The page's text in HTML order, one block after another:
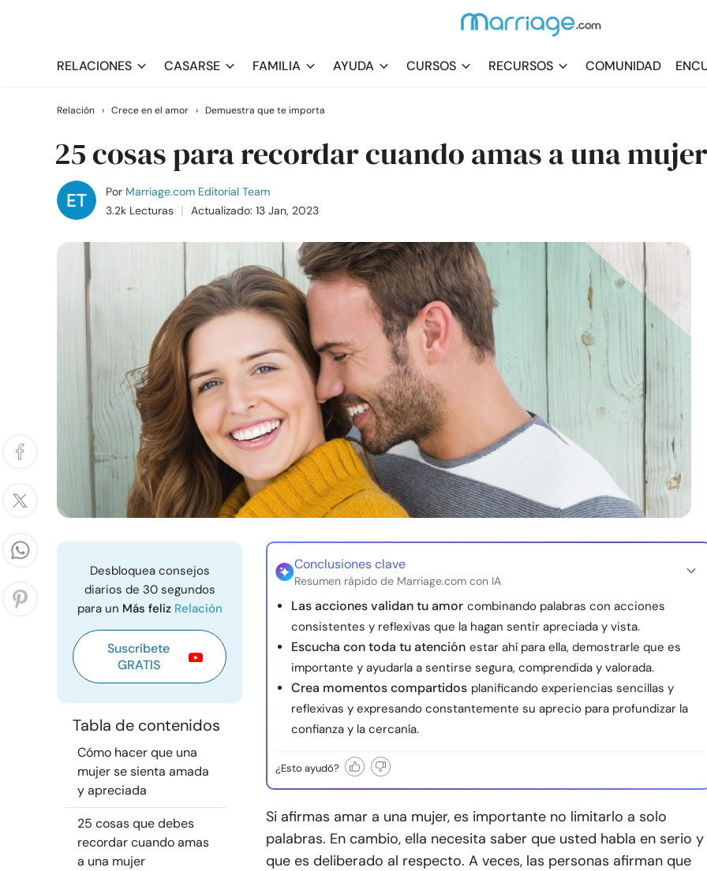
RELACIONES CASARSE FAMILIA AYUDA CURSOS RECURSOS COMUNIDAD
Relación › Crece en el amor › Demuestra que te importa
25 cosas para recordar cuando amas a una mujer
Por Marriage.com Editorial Team
3.2k Lecturas
Actualizado: 13 Jan, 2023
Desbloquea consejos
diarios de 30 segundos
para un Más feliz Relación
Suscríbete
GRATIS
Tabla de contenidos
Cómo hacer que una
mujer se sienta amada
y apreciada
25 cosas que debes
recordar cuando amas
a una mujer
Conclusiones clave
Resumen rápido de Marriage.com con IA
Las acciones validan tu amor combinando palabras con acciones
consistentes y reflexivas que la hagan sentir apreciada y vista.
Escucha con toda tu atención estar ahí para ella, demostrarle que es
importante y ayudarla a sentirse segura, comprendida y valorada.
Crea momentos compartidos planificando experiencias sencillas y
reflexivas y expresando constantemente su aprecio para profundizar la
confianza y la cercanía.
¿Esto ayudó?
Si afirmas amar a una mujer, es importante no limitarlo a solo
palabras. En cambio, ella necesita saber que usted habla en serio y
que es deliberado al respecto. A veces, las personas afirman que